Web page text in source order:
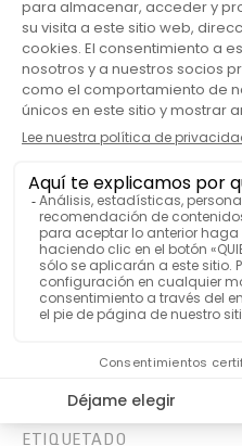
Matines 1kg
MARCA
GAMA MALONGO
CANTIDAD DE CAFÉ
VENDIDO EN
ETIQUETADO
ETIQUETADO